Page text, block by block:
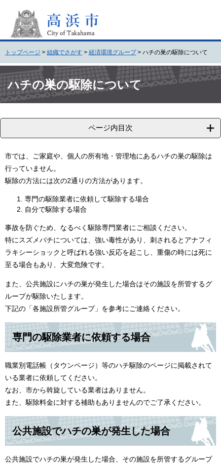
頭
で
す
。
飛
ば
し
て
本
へ
トップページ > 組織でさがす > 経済環境グループ > ハチの巣の駆除について
文ハチの巣の駆除について
ページ内目次
市では、ご家庭や、個人の所有地・管理地にあるハチの巣の駆除は
行っていません。
駆除の方法には次の2通りの方法があります。
専門の駆除業者に依頼して駆除する場合
自分で駆除する場合
事故を防ぐため、なるべく駆除専門業者にご相談ください。
特にスズメバチについては、強い毒性があり、刺されるとアナフィ
ラキシーショックと呼ばれる強い反応を起こし、重傷の時には死に
至る場合もあり、大変危険です。
また、公共施設にハチの巣が発生した場合はその施設を所管するグ
ループが駆除いたします。
下記の「各施設所管グループ」を参考にご連絡ください。
専門の駆除業者に依頼する場合
職業別電話帳（タウンページ）等のハチ駆除のページに掲載されて
いる業者に依頼してください。
なお、市から斡旋している業者はありません。
また、駆除料金に対する補助もありませんのでご了承ください。
公共施設でハチの巣が発生した場合
公共施設でハチの巣が発生した場合、その施設を所管するグループ